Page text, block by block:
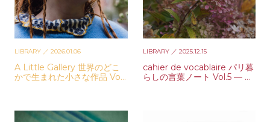
LIBRARY ／ 2026.01.06
A Little Gallery 世界のどこ
かで生まれた小さな作品 Vol.
LIBRARY／ 2025.12.15
cahier de vocablaire パリ暮
らしの言葉ノート Vol.5 — 守